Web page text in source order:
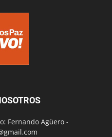
Fernando Agüero -